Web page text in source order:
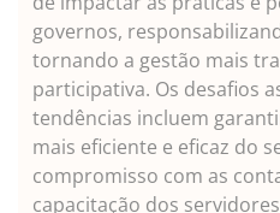
governos,
tornando a gestão mais
participativa. Os desafios
tendências incluem
mais eficiente e eficaz do
compromisso com as
capacitação dos